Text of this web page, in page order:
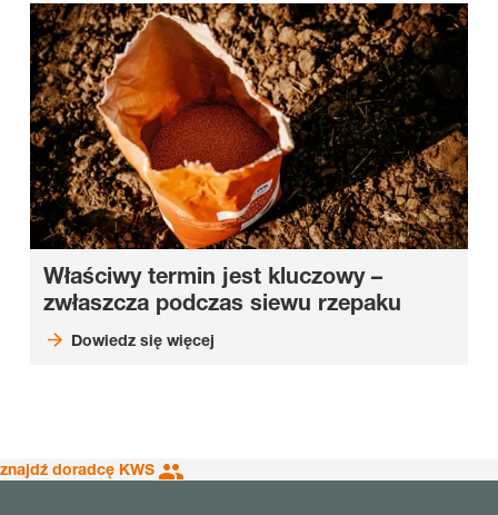
Właściwy termin jest kluczowy –
zwłaszcza podczas siewu rzepaku
Dowiedz się więcej
znajdź doradcę KWS